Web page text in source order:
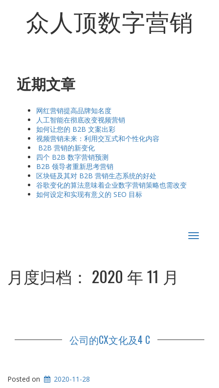
众人顶数字营销
近期文章
网红营销提高品牌知名度
人工智能在彻底改变视频营销
如何让您的 B2B 文案出彩
视频营销未来：利用交互式和个性化内容
B2B 营销的新变化
四个 B2B 数字营销预测
B2B 领导者重新思考营销
区块链及其对 B2B 营销生态系统的好处
谷歌变化的算法意味着企业数字营销策略也需改变
如何设定和实现有意义的 SEO 目标
Toggle
月度归档： 2020 年 11 月
公司的CX文化及4 C
Posted on 2020-11-28